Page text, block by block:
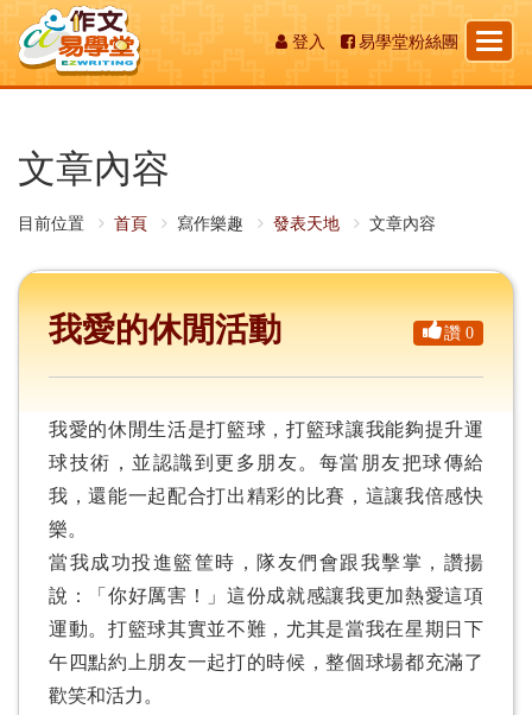
登入 易學堂粉絲團
文章內容
目前位置 首頁 寫作樂趣 發表天地 文章內容
我愛的休閒活動 讚 0
我愛的休閒生活是打籃球，打籃球讓我能夠提升運
球技術，並認識到更多朋友。每當朋友把球傳給
我，還能一起配合打出精彩的比賽，這讓我倍感快
樂。
當我成功投進籃筐時，隊友們會跟我擊掌，讚揚
說：「你好厲害！」這份成就感讓我更加熱愛這項
運動。打籃球其實並不難，尤其是當我在星期日下
午四點約上朋友一起打的時候，整個球場都充滿了
歡笑和活力。